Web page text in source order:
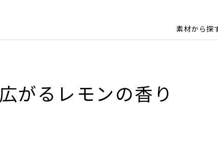
素材から探
がるレモンの香り